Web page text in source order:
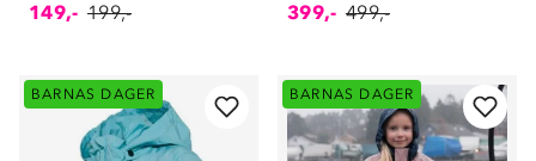
149,- 199,- 399,- 499,-
BARNAS DAGER BARNAS DAGER